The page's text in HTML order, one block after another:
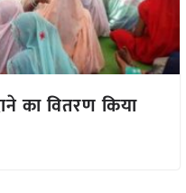
का वितरण किया